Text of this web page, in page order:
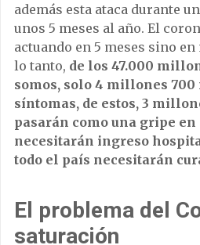
además esta ataca durante
unos 5 meses al año. El
actuando en 5 meses sino
lo tanto, de los 47.000
somos, solo 4 millones
síntomas, de estos, 3
pasarán como una gripe en
necesitarán ingreso
todo el país necesitarán
El problema del
saturación